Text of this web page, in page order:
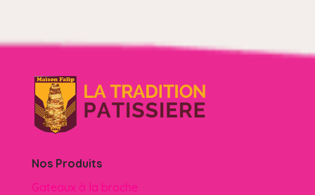
Nos Produits
Gateaux à la broche